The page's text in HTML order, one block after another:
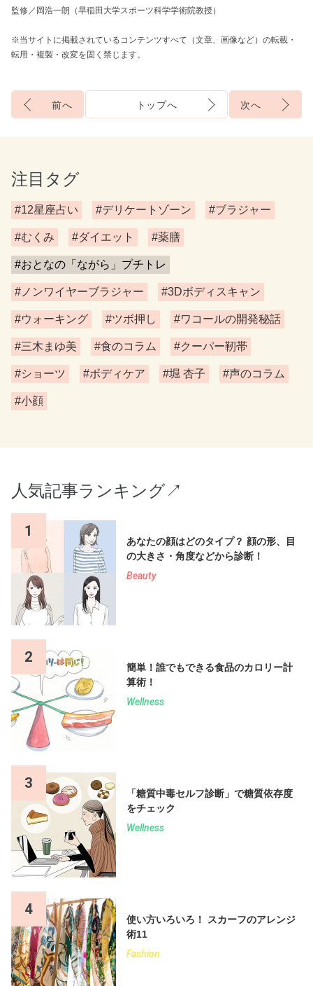
監修／岡浩一朗（早稲田大学スポーツ科学学術院教授）
※当サイトに掲載されているコンテンツすべて（文章、画像など）の転載・
転用・複製・改変を固く禁じます。
前へ トップへ 次へ
注目タグ
#12星座占い #デリケートゾーン #ブラジャー
#むくみ #ダイエット #薬膳
#おとなの「ながら」プチトレ
#ノンワイヤーブラジャー #3Dボディスキャン
#ウォーキング #ツボ押し #ワコールの開発秘話
#三木まゆ美 #食のコラム #クーパー靭帯
#ショーツ #ボディケア #堀 杏子 #声のコラム
#小顔
人気記事ランキング↗︎
1
あなたの顔はどのタイプ？ 顔の形、目
の大きさ・角度などから診断！
Beauty
2
簡単！誰でもできる食品のカロリー計
算術！
Wellness
3
「糖質中毒セルフ診断」で糖質依存度
をチェック
Wellness
4
使い方いろいろ！ スカーフのアレンジ
術11
Fashion